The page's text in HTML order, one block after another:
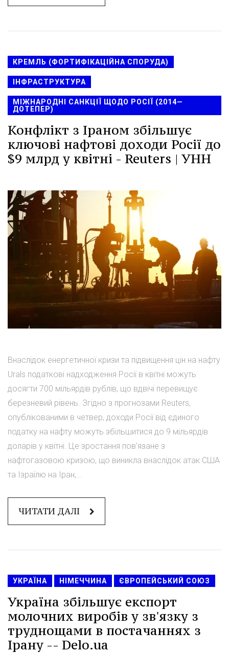
КРЕМЛЬ (ФОРТИФІКАЦІЙНА СПОРУДА)
ІНФРАСТРУКТУРА
МІЖНАРОДНІ САНКЦІЇ ЩОДО РОСІЇ (2014—
ДОТЕПЕР)
Конфлікт з Іраном збільшує
ключові нафтові доходи Росії до
$9 млрд у квітні - Reuters | УНН
Внаслідок енергетичної кризи та підвищення цін на нафту
Urals податкові надходження Росії в квітні можуть
досягти 700 мільярдів рублів, що вдвічі перевищує
березневий рівень. Згідно з прогнозами Reuters,
опублікованими в четвер, доходи Росії від єдиного
податку на нафту можуть збільшитися до 9 мільярдів
доларів у квітні. Це зростання пов'язане з
нафтогазовою кризою, що виникла внаслідок атак США
та Ізраїлю на Іран,...
ЧИТАТИ ДАЛІ
УКРАЇНА НІМЕЧЧИНА ЄВРОПЕЙСЬКИЙ СОЮЗ
Україна збільшує експорт
молочних виробів у зв'язку з
труднощами в постачаннях з
Ірану -- Delo.ua